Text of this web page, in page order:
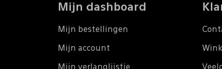
Mijn dashboard
Mijn bestellingen
Mijn account
Mijn verlanglijstje